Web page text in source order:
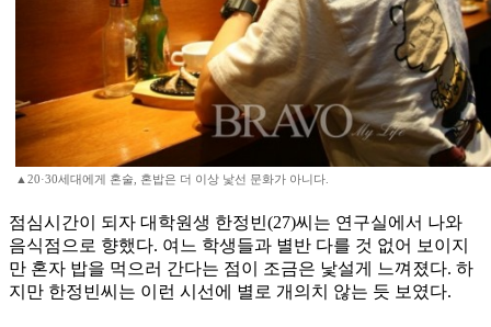
▲20·30세대에게 혼술, 혼밥은 더 이상 낯선 문화가 아니다.
점심시간이 되자 대학원생 한정빈(27)씨는 연구실에서 나와
음식점으로 향했다. 여느 학생들과 별반 다를 것 없어 보이지
만 혼자 밥을 먹으러 간다는 점이 조금은 낯설게 느껴졌다. 하
지만 한정빈씨는 이런 시선에 별로 개의치 않는 듯 보였다.